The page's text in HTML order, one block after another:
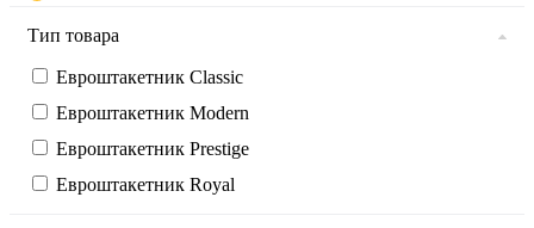
Тип товара
Евроштакетник Classic
Евроштакетник Modern
Евроштакетник Prestige
Евроштакетник Royal